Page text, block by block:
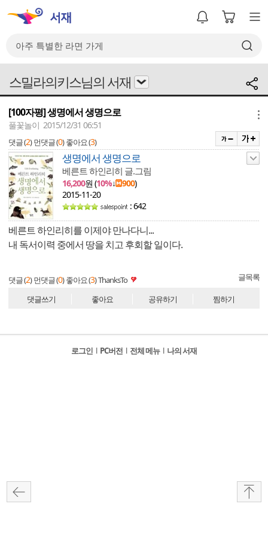
스밀라의키스님의 서재
[100자평] 생명에서 생명으로
풀꽃놀이 2015/12/31 06:51
댓글 (2) 먼댓글 (0) 좋아요 (3)
생명에서 생명으로
베른트 하인리히 글.그림
16,200원 (10%↓ 900)
2015-11-20
: 642
베른트 하인리히를 이제야 만나다니...
내 독서이력 중에서 땅을 치고 후회할 일이다.
댓글 (2) 먼댓글 (0) 좋아요 (3)ThanksTo 글목록
댓글쓰기 좋아요 공유하기 찜하기
로그인 l PC버전 l 전체 메뉴 l 나의 서재